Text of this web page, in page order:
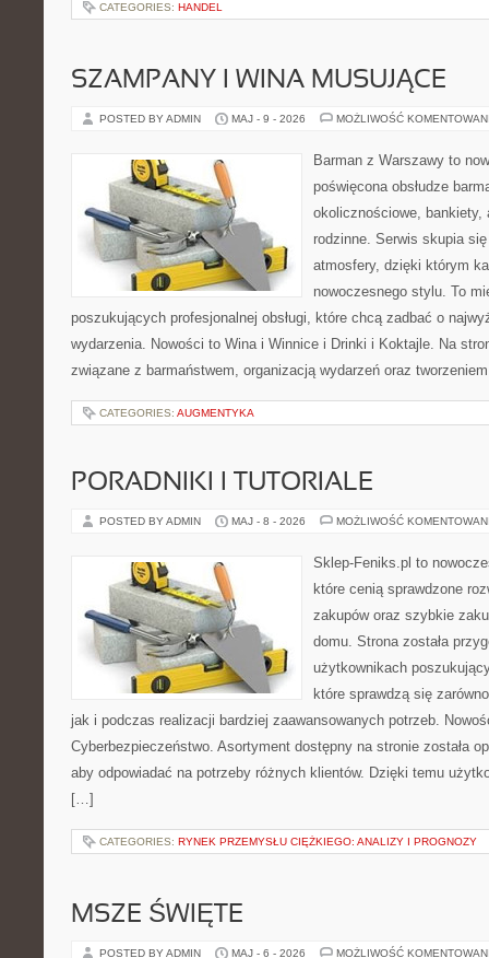
CATEGORIES: HANDEL
SZAMPANY I WINA MUSUJĄCE
POSTED BY ADMIN MAJ - 9 - 2026 MOŻLIWOŚĆ
Barman z Warszawy to
poświęcona obsłudze
okolicznościowe,
rodzinne. Serwis skupia
atmosfery, dzięki którym
nowoczesnego stylu. To
poszukujących profesjonalnej obsługi, które chcą zadbać o
wydarzenia. Nowości to Wina i Winnice i Drinki i Koktajle. Na
związane z barmaństwem, organizacją wydarzeń oraz
CATEGORIES: AUGMENTYKA
PORADNIKI I TUTORIALE
POSTED BY ADMIN MAJ - 8 - 2026 MOŻLIWOŚĆ
Sklep-Feniks.pl to
które cenią sprawdzone
zakupów oraz szybkie
domu. Strona została
użytkownikach
które sprawdzą się
jak i podczas realizacji bardziej zaawansowanych potrzeb.
Cyberbezpieczeństwo. Asortyment dostępny na stronie została
aby odpowiadać na potrzeby różnych klientów. Dzięki temu
[…]
CATEGORIES: RYNEK PRZEMYSŁU CIĘŻKIEGO: ANALIZY I PROGNOZY
MSZE ŚWIĘTE
POSTED BY ADMIN MAJ - 6 - 2026 MOŻLIWOŚĆ